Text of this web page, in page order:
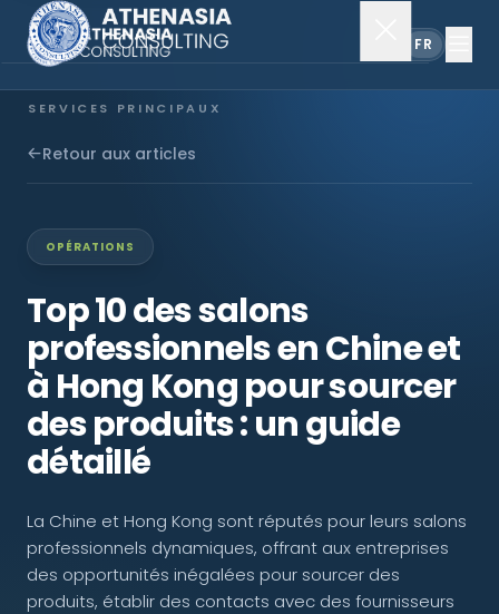
FR
SERVICES PRINCIPAUX
Constitution de société
EXPLORER
À propos
Actualités
NOUS SUIVRE
Retour aux articles
OPÉRATIONS
Top 10 des salons
professionnels en Chine et
à Hong Kong pour sourcer
des produits : un guide
détaillé
La Chine et Hong Kong sont réputés pour leurs salons
professionnels dynamiques, offrant aux entreprises
des opportunités inégalées pour sourcer des
produits, établir des contacts avec des fournisseurs